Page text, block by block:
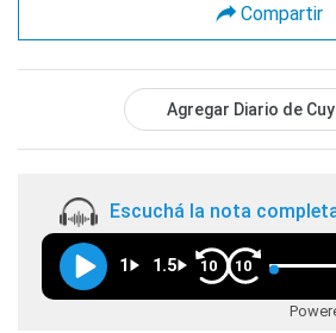
Compartir
Agregar Diario de
Escuchá la nota
1 1.5 10 10